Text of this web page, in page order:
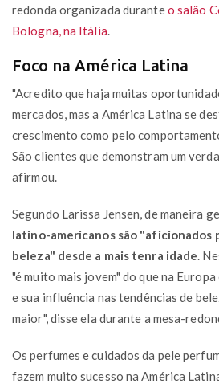
redonda organizada duranteo salão
Bologna, na Itália
Foco na América Latina
"Acredito que haja muitas
mercados, mas a América Latina se
crescimento como pelo
São clientes que demonstram um
afirmou.
Segundo Larissa Jensen, de maneira
latino-americanos são "aficionados
beleza" desde a mais tenra idade .
"é muito mais jovem" do que na
e sua influência nas tendências de
maior", disse ela durante a mesa-
Os perfumes e cuidados da pele
fazem muito sucesso na América